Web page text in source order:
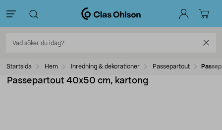
Startsida Hem Inredning & dekorationer Passepartout
Passepartout 40x50 cm, kartong